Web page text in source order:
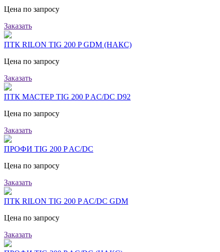
Цена по запросу
Заказать
ПТК RILON TIG 200 P GDM (НАКС)
Цена по запросу
Заказать
ПТК МАСТЕР TIG 200 P AC/DC D92
Цена по запросу
Заказать
ПРОФИ TIG 200 P AC/DC
Цена по запросу
Заказать
ПТК RILON TIG 200 P AC/DC GDM
Цена по запросу
Заказать